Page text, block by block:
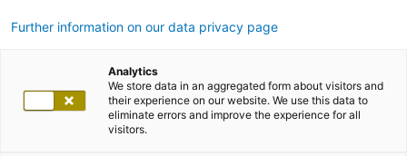
Further information on our data privacy page
Analytics
We store data in an aggregated form about visitors and
their experience on our website. We use this data to
eliminate errors and improve the experience for all
visitors.